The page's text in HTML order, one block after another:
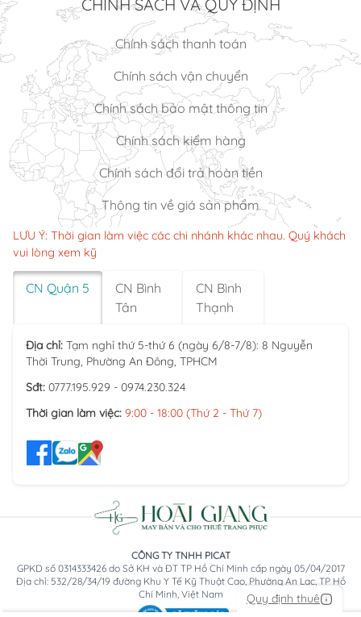
Quy định thuê
CHÍNH SÁCH VÀ QUY ĐỊNH
Chính sách thanh toán
Chính sách vận chuyển
Chính sách bảo mật thông tin
Chính sách kiểm hàng
Chính sách đổi trả hoàn tiền
Thông tin về giá sản phẩm
LƯU Ý: Thời gian làm việc các chi nhánh khác nhau. Quý khách
vui lòng xem kỹ
CN Quận 5
CN Bình
Tân
CN Bình
Thạnh
Địa chỉ: Tạm nghỉ thứ 5-thứ 6 (ngày 6/8-7/8): 8 Nguyễn
Thời Trung, Phường An Đông, TPHCM
Sđt: 0777.195.929 - 0974.230.324
Thời gian làm việc: 9:00 - 18:00 (Thứ 2 - Thứ 7)
CÔNG TY TNHH PICAT
GPKD số 0314333426 do Sở KH và ĐT TP Hồ Chí Minh cấp ngày 05/04/2017
Địa chỉ: 532/28/34/19 đường Khu Y Tế Kỹ Thuật Cao, Phường An Lạc, TP Hồ
Chí Minh, Việt Nam